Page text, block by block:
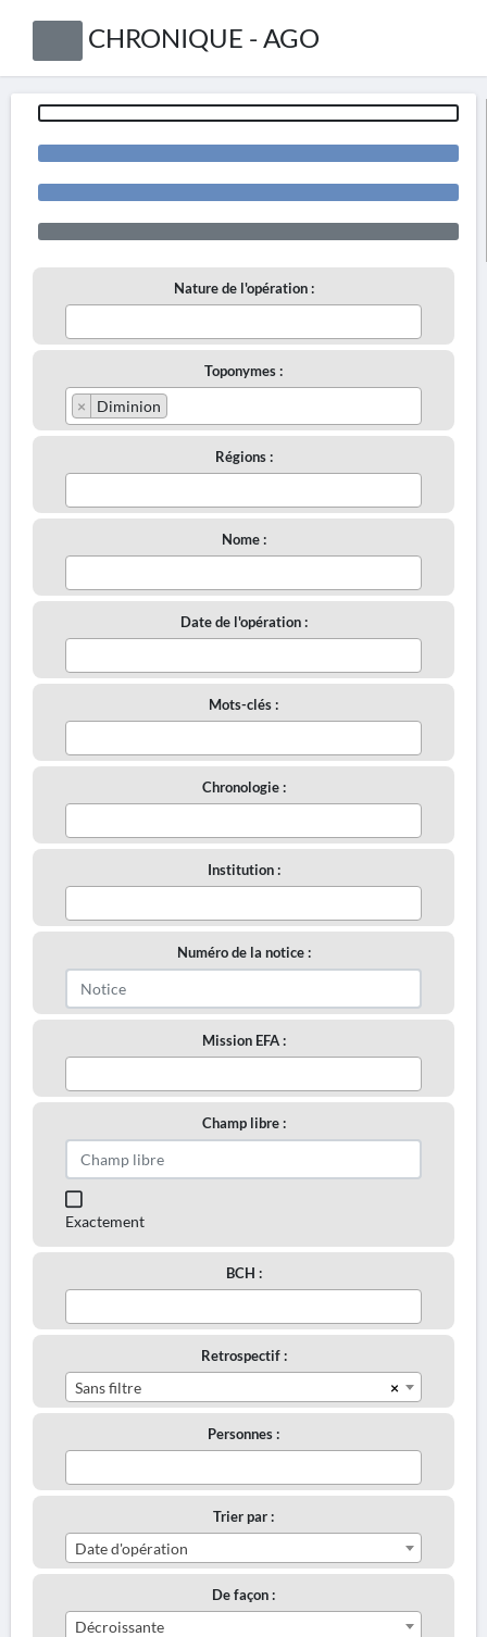
CHRONIQUE - AGO
Nature de l'opération :
Toponymes :
× Diminion
Régions :
Nome :
Date de l'opération :
Mots-clés :
Chronologie :
Institution :
Numéro de la notice :
Mission EFA :
Champ libre :
Exactement
BCH :
Retrospectif :
×
Sans filtre
Personnes :
Trier par :
Date d'opération
De façon :
Décroissante